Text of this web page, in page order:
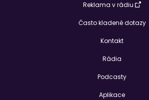
Reklama v rádiu
Často kladené dotazy
Kontakt
Rádia
Podcasty
Aplikace